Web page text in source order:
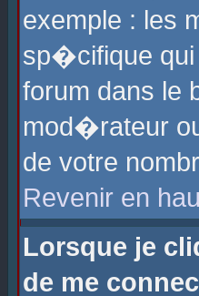
exemple : les
sp�cifique qui
forum dans le
mod�rateur
de votre
Revenir en
Lorsque je
de me